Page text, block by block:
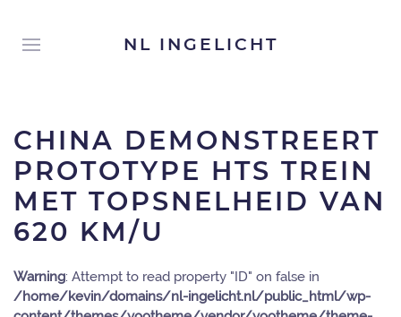
NL INGELICHT
CHINA DEMONSTREERT
PROTOTYPE HTS TREIN
MET TOPSNELHEID VAN
620 KM/U
Warning: Attempt to read property "ID" on false in
/home/kevin/domains/nl-ingelicht.nl/public_html/wp-